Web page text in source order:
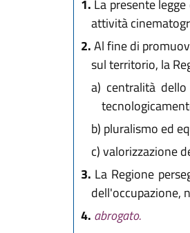
1. La presente
attività
2.Al fine di
sul territorio, la
a) centralità
b) pluralismo ed
c)valorizzazione
3. La Regione
dell'occupazione,
4. abrogato.